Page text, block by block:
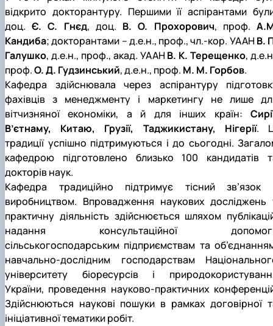
відкрито докторантуру. Першими її аспірантами
доц.Є. С. Гнєд, доц. В. О. Прохорович, проф.
Кандиба; докторантами – д.е.н., проф., чл.-кор. УААН В.
Галушко, д.е.н., проф., акад. УААН В. К. Терещенко,
проф.О. Д. Гудзинський, д.е.н., проф. М. М. Горбов.
Кафедра здійснювала через аспірантуру
фахівців з менеджменту і маркетингу не лише
вітчизняної економіки, а й для інших країн:
В’єтнаму, Китаю, Грузії, Таджикистану, Нігерії.
традиції успішно підтримуються і до сьогодні.
кафедрою підготовлено близько 100 кандидатів
докторів наук.
Кафедра традиційно підтримує тісний зв’язок
виробництвом. Впровадження наукових досліджень
практичну діяльність здійснюється шляхом
надання консультаційної
сільськогосподарським підприємствам та
навчально-дослідним господарствам
університету біоресурсів і
України, проведення науково-практичних
Здійснюються наукові пошуки в рамках договірної
ініціативної тематики робіт.